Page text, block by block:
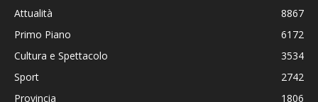
Attualità
8867
Primo Piano
6172
Cultura e Spettacolo
3534
Sport
2742
Provincia
1806